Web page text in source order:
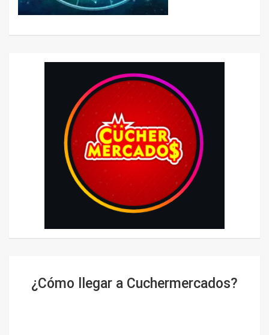
¿Cómo llegar a Cuchermercados?